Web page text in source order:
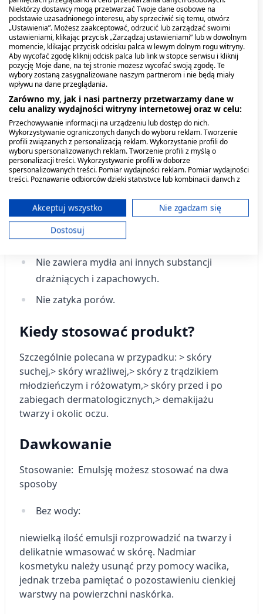
Cetaphil EM Emulsja micelarna do mycia.
Kremowa formuła emulsji micelarnej zapewnia
ciągłe nawilżenie, dla ochrony przed
wysuszeniem. Delikatnie, ale skutecznie usuwa
brud, makijaż i zanieczyszczenia.
wykorzystaniem naukowo opracowanej mieszanki
niacynamidu (witamina B3), pantenolu
(prowitamina B5) i nawilżającej gliceryny w jednej
recepturze dla skutecznej pielęgnacji skóry
wrażliwej.
Testowana dermatologicznie.
Skuteczność potwierdzona klinicznie.
Może być również stosowana u dzieci od
pierwszego dnia życia.
Nie zawiera mydła ani innych substancji
drażniących i zapachowych.
Nie zatyka porów.
Kiedy stosować produkt?
Szczególnie polecana w przypadku: > skóry
suchej,> skóry wrażliwej,> skóry z trądzikiem
młodzieńczym i różowatym,> skóry przed i po
zabiegach dermatologicznych,> demakijażu
twarzy i okolic oczu.
Dawkowanie
Stosowanie: Emulsję możesz stosować na dwa
sposoby
Bez wody:
niewielką ilość emulsji rozprowadzić na twarzy i
delikatnie wmasować w skórę. Nadmiar
kosmetyku należy usunąć przy pomocy wacika,
jednak trzeba pamiętać o pozostawieniu cienkiej
warstwy na powierzchni naskórka.
Niektórzy dostawcy mogą przetwarzać Twoje dane osobowe na
podstawie uzasadnionego interesu, aby sprzeciwić się temu, otwórz
„Ustawienia”. Możesz zaakceptować, odrzucić lub zarządzać swoimi
ustawieniami, klikając przycisk „Zarządzaj ustawieniami” lub w dowolnym
momencie, klikając przycisk odcisku palca w lewym dolnym rogu witryny.
Aby wycofać zgodę kliknij odcisk palca lub link w stopce serwisu i kliknij
pozycję Moje dane, na tej stronie możesz wycofać swoją zgodę. Te
wybory zostaną zasygnalizowane naszym partnerom i nie będą miały
wpływu na dane przeglądania.
Zarówno my, jak i nasi partnerzy przetwarzamy dane w
celu analizy wydajności witryny internetowej oraz w celu:
Przechowywanie informacji na urządzeniu lub dostęp do nich.
Wykorzystywanie ograniczonych danych do wyboru reklam. Tworzenie
profili związanych z personalizacją reklam. Wykorzystanie profili do
wyboru spersonalizowanych reklam. Tworzenie profili z myślą o
personalizacji treści. Wykorzystywanie profili w doborze
spersonalizowanych treści. Pomiar wydajności reklam. Pomiar wydajności
treści. Poznawanie odbiorców dzięki statystyce lub kombinacji danych z
ograniczonych danych do wyboru treści.
Dane mogą być udostępniane poza Unię Europejską i wysyłane do USA.
Twoja zgoda i polityka cookie dotyczą wyłącznie tej witryny/aplikacji.
Wyświetl listę partnerów (11 dostawców IAB)
Cele przetwarzania IAB:
Przechowywanie informacji na urządzeniu
lub dostęp do nich
wyboru reklam
Tworzenie profili w celu
spersonalizowanych reklam
Wykorzystanie profili do wyboru
spersonalizowanych reklam
Tworzenie profili w celu personalizacji treści
Wykorzystywanie profili w celu doboru
Pomiar efektywności reklam
kombinacji danych z różnych źródeł
Rozwój i ulepszanie usług
Wykorzystywanie ograniczonych danych do
wyboru treści
Akceptuj wszystko
Nie zgadzam się
Dostosuj